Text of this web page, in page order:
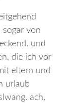
sogar von
und
die ich vor
eltern und
urlaub
ach,